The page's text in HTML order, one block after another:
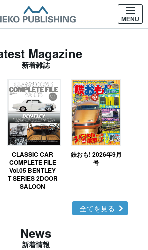
MENU
Magazine
新着雑誌
CLASSIC CAR
COMPLETE FILE
Vol.05 BENTLEY
T SERIES 2DOOR
SALOON
鉄おも! 2026年9月
号
全てを見る
News
新着情報